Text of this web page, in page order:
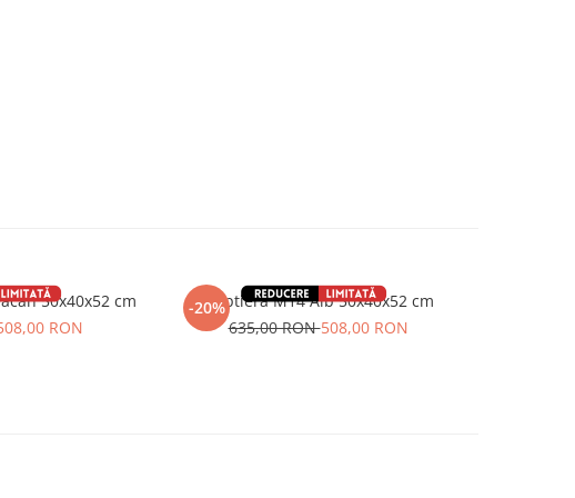
50x40x52 cm
RON
-20%
Noptiera M14 Alb 50x40x52 cm
635,00 RON508,00 RON